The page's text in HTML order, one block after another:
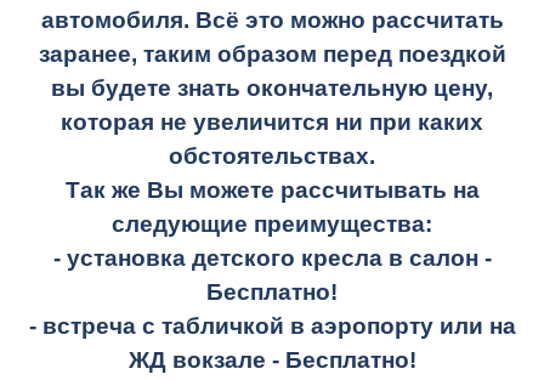
автомобиля. Всё это можно рассчитать
заранее, таким образом перед поездкой
вы будете знать окончательную цену,
которая не увеличится ни при каких
обстоятельствах.
Так же Вы можете рассчитывать на
следующие преимущества:
- установка детского кресла в салон -
Бесплатно!
- встреча с табличкой в аэропорту или на
ЖД вокзале - Бесплатно!